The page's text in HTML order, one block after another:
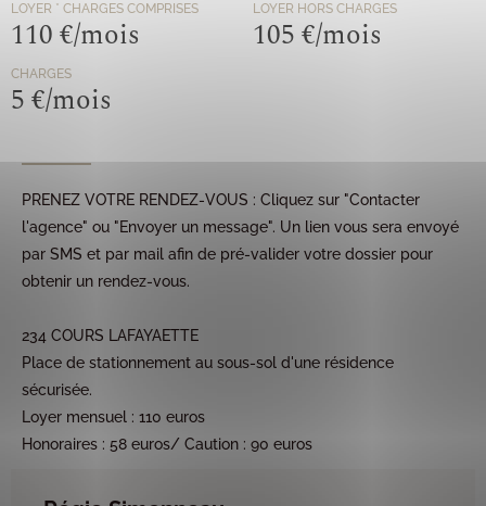
LOYER * CHARGES COMPRISES
110 €/mois
LOYER HORS CHARGES
105 €/mois
CHARGES
5 €/mois
PRENEZ VOTRE RENDEZ-VOUS : Cliquez sur "Contacter
l'agence" ou "Envoyer un message". Un lien vous sera envoyé
par SMS et par mail afin de pré-valider votre dossier pour
obtenir un rendez-vous.
234 COURS LAFAYAETTE
Place de stationnement au sous-sol d'une résidence
sécurisée.
Loyer mensuel : 110 euros
Honoraires : 58 euros/ Caution : 90 euros